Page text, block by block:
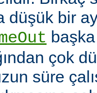
düşük bir
çok
süre